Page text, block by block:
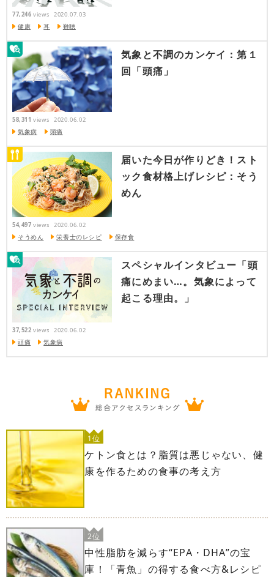
77,246 views 2020.07.03
健康 耳 難聴
気象と不調のカンケイ：第１
回「頭痛」
58,311 views 2020.06.02
気象病 頭痛
届いた今日が作りどき！スト
ック食材格上げレシピ：そう
めん
54,497 views 2020.06.02
そうめん 栄養士のレシピ 保存食
スペシャルインタビュー「頭
痛にめまい…。気象によって
起こる理由。」
37,522 views 2020.06.02
頭痛 気象病
1位
ケトン食とは？脂質は悪じゃない、健
康を作るための食事の考え方
2位
中性脂肪を減らす“EPA・DHA”の宝
庫！「青魚」の得する食べ方&レシピ